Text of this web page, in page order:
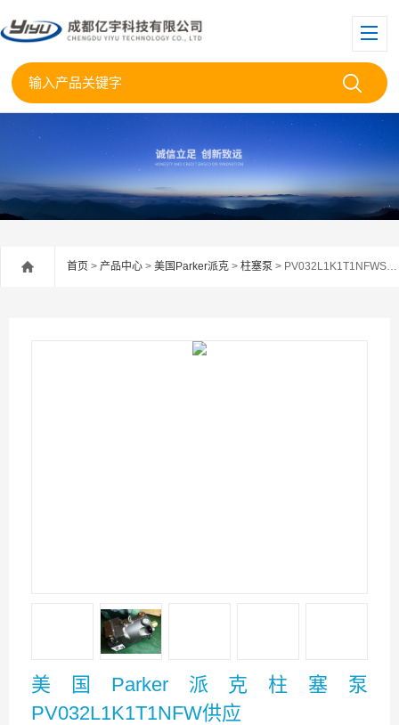
首页 > 产品中心 > 美国Parker派克 > 柱塞泵 > PV032L1K1T1NFWS美国Parker派克柱塞泵PV032L1K1T1NFW供应
美国Parker派克柱塞泵
PV032L1K1T1NFW供应